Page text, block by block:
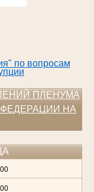
по вопросам
ПЛЕНУМА
НА